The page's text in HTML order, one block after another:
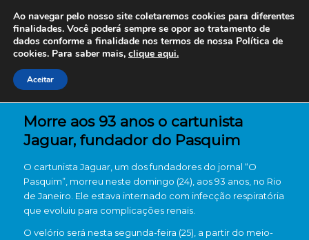
Morre aos 93 anos o cartunista
Jaguar, fundador do Pasquim
O cartunista Jaguar, um dos fundadores do jornal “O
Pasquim”, morreu neste domingo (24), aos 93 anos, no Rio
de Janeiro. Ele estava internado com infecção respiratória
que evoluiu para complicações renais.
O velório será nesta segunda-feira (25), a partir do meio-
Ao navegar pelo nosso site coletaremos cookies para diferentes
finalidades. Você poderá sempre se opor ao tratamento de
dados conforme a finalidade nos termos de nossa Política de
cookies. Para saber mais, clique aqui.
Aceitar